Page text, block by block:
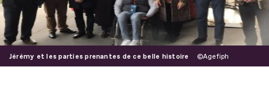
Jérémy et les parties prenantes de ce belle histoire Agefiph